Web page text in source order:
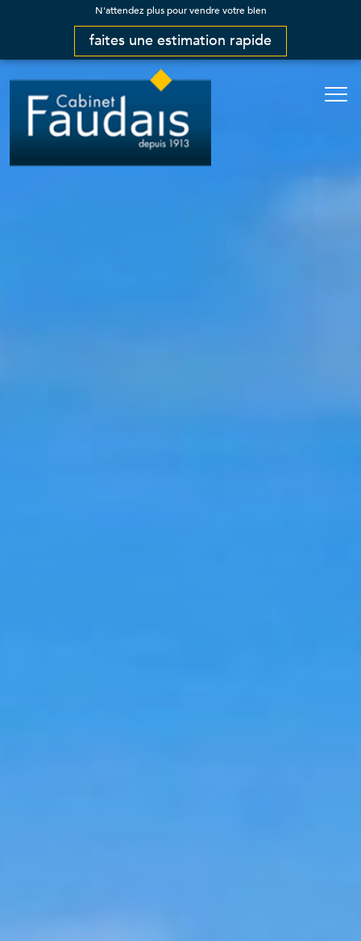
N'attendez plus pour vendre votre bien
faites une estimation rapide